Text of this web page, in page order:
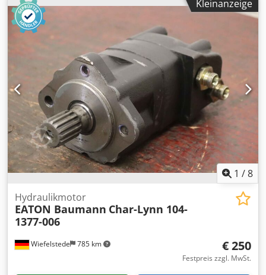
-universell einsetzbar -Anzahl: 11x Motoren vorhanden -
Preis: pro Stück -Abmessungen: 175/170 mm -Gewicht: 6,5
kg/Stück
Kleinanzeige
1 /8
Wiefelstede 785 km
Hydraulikmotor
EATON Baumann Char-Lynn 104-
1377-006
€ 250
Festpreis zzgl. MwSt.